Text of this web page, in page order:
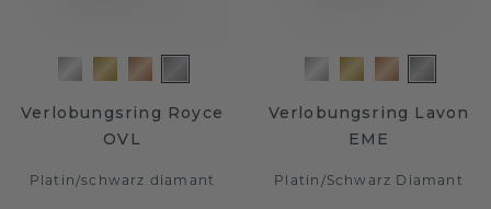
Verlobungsring Royce
OVL
Platin/schwarz diamant
Verlobungsring Lavon
EME
Platin /Schwarz Diamant